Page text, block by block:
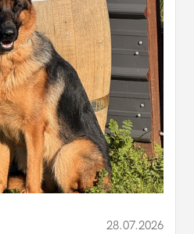
28.07.2026